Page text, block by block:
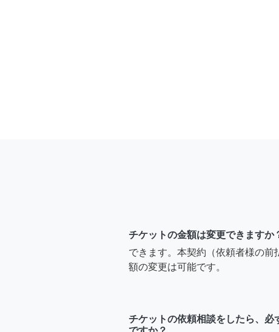
チケットの金額は変更できますか
できます。本契約（依頼者様の前
額の変更は可能です。
チケットの依頼相談をしたら、必